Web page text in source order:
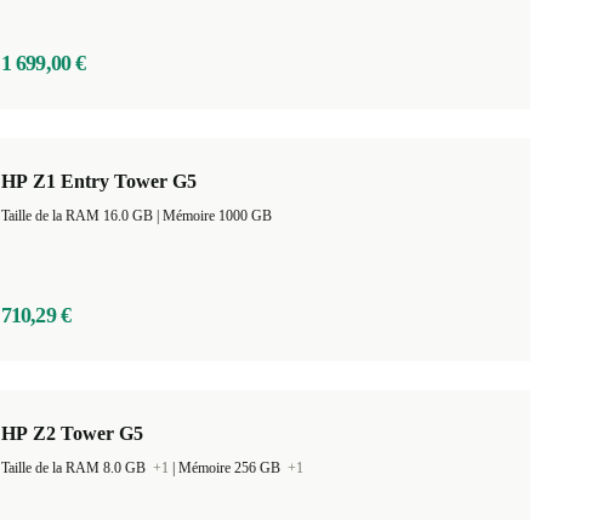
1 699,00 €
HP Z1 Entry Tower G5
Mémoire 1000 GB
710,29 €
HP Z2 Tower G5
Taille de la RAM 8.0 GB +1 Mémoire 256 GB +1